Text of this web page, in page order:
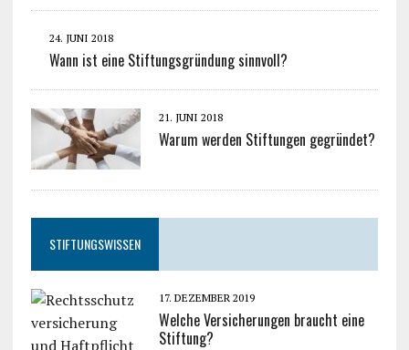
24. JUNI 2018
Wann ist eine Stiftungsgründung sinnvoll?
21. JUNI 2018
Warum werden Stiftungen gegründet?
STIFTUNGSWISSEN
17. DEZEMBER 2019
Welche Versicherungen braucht eine
Stiftung?